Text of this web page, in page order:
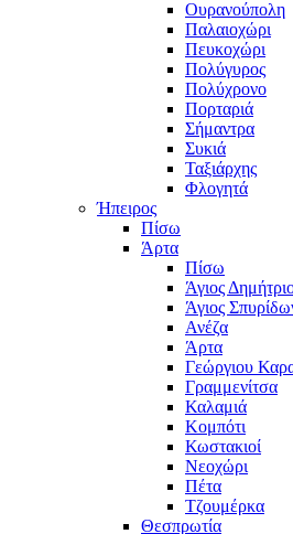
Ουρανούπολη
Παλαιοχώρι
Πευκοχώρι
Πολύγυρος
Πολύχρονο
Πορταριά
Σήμαντρα
Συκιά
Ταξιάρχης
Φλογητά
Ήπειρος
Πίσω
Άρτα
Πίσω
Άγιος
Άγιος
Ανέζα
Άρτα
Γεώργιου
Γραμμενίτσα
Καλαμιά
Κομπότι
Κωστακιοί
Νεοχώρι
Πέτα
Τζουμέρκα
Θεσπρωτία